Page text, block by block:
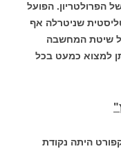
הפרולטריון. הפועל
שניטרלה אף
שיטת המחשבה
למצוא כמעט בכל
היתה נקודת